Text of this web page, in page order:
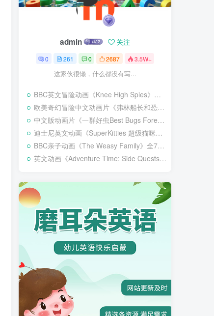
admin 关注
0 261 0 2687 3.5W+
这家伙很懒，什么都没有写...
BBC英文冒险动画《Knee High Spies》全20集，1080P高清视频带英文字幕，百度网盘下载！
欧美奇幻冒险中文动画片《弗林船长和恐龙海盗》全52集，720P高清视频，百度网盘下载！
中文版动画片《一群好虫Best Bugs Forever》全52集，1080P高清视频，百度网盘下载！
迪士尼英文动画《SuperKitties 超级猫咪》全1-3季共110集，1080P高清视频带英文字幕，百度网盘下载！
BBC亲子动画《The Weasy Family》全76集，1080P高清视频，百度网盘下载！
英文动画《Adventure Time: Side Quests 探险活宝：支线任务》全20集，1080P高清视频带英文字幕，百度网盘下载！